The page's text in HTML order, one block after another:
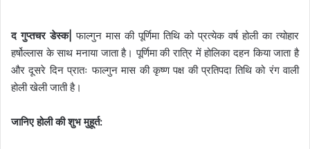
द गुप्तचर डेस्क| फाल्गुन मास की पूर्णिमा तिथि को प्रत्येक वर्ष होली का त्योहार
हर्षोल्लास के साथ मनाया जाता है। पूर्णिमा की रात्रि में होलिका दहन किया जाता है
और दूसरे दिन प्रातः फाल्गुन मास की कृष्ण पक्ष की प्रतिपदा तिथि को रंग वाली
होली खेली जाती है।
जानिए होली की शुभ मुहूर्त: